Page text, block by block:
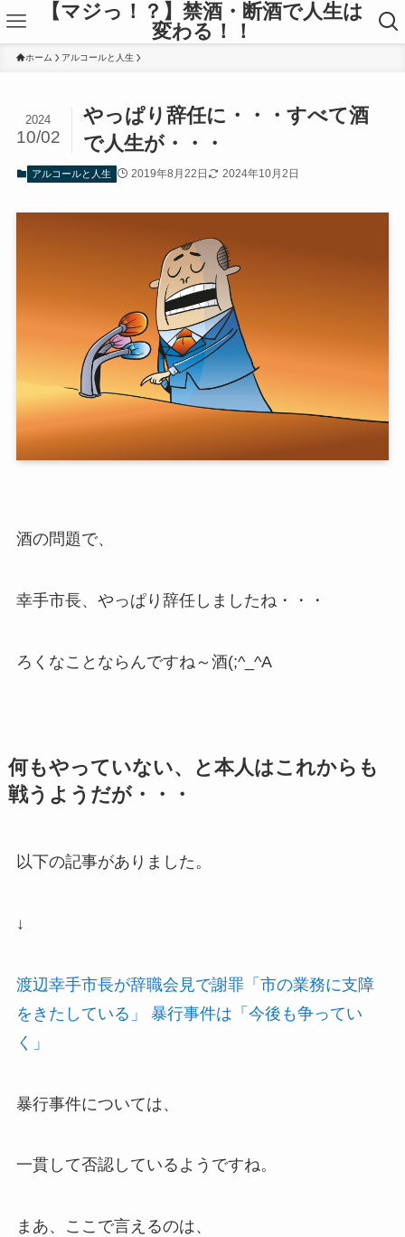
【マジっ！？】禁酒・断酒で人生は
変わる！！
ホーム アルコールと人生
やっぱり辞任に・・・すべて酒
で人生が・・・
2024
10/02
アルコールと人生 2019年8月22日 2024年10月2日
酒の問題で、
幸手市長、やっぱり辞任しましたね・・・
ろくなことならんですね～酒(;^_^A
何もやっていない、と本人はこれからも
戦うようだが・・・
以下の記事がありました。
↓
渡辺幸手市長が辞職会見で謝罪「市の業務に支障
をきたしている」 暴行事件は「今後も争ってい
く」
暴行事件については、
一貫して否認しているようですね。
まあ、ここで言えるのは、